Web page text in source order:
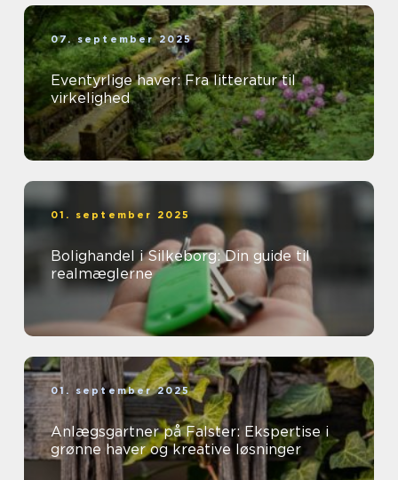
07. september 2025
Eventyrlige haver: Fra litteratur til
virkelighed
01. september 2025
Bolighandel i Silkeborg: Din guide til
realmæglerne
01. september 2025
Anlægsgartner på Falster: Ekspertise i
grønne haver og kreative løsninger